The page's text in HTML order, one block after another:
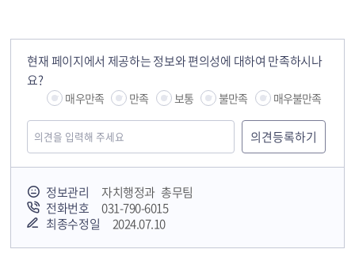
현재 페이지에서 제공하는 정보와 편의성에 대하여 만족하시나
요?
매우만족 만족 보통 불만족 매우불만족
정보관리
자치행정과 총무팀
전화번호
031-790-6015
최종수정일
2024.07.10
국민안전교육플랫폼